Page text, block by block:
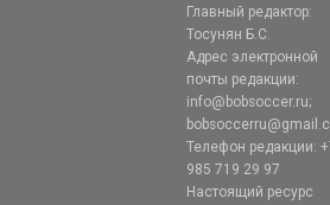
Главный редактор:
Тосунян Б.С.
Адрес электронной
почты редакции:
info@bobsoccer.ru;
Телефон редакции:
985 719 29 97
Настоящий ресурс